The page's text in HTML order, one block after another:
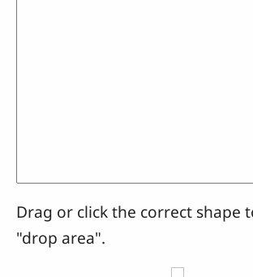
Drag or click the correct shape
"drop area".